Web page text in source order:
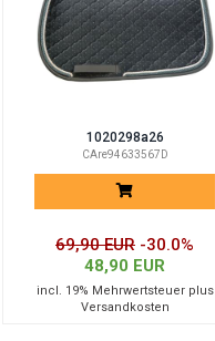
1020298a26
CAre94633567D
69,90 EUR -30.0%
48,90 EUR
incl. 19% Mehrwertsteuer plus
Versandkosten